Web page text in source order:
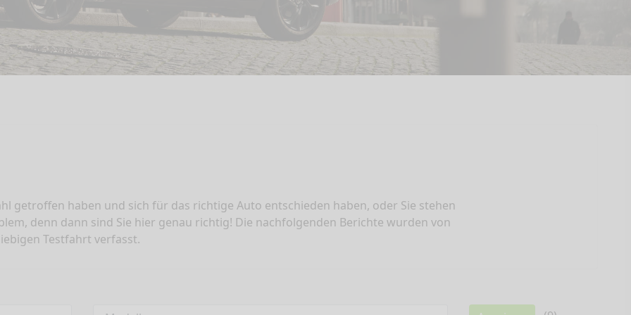
getroffen haben und sich für das richtige Auto entschieden haben, oder Sie stehen
denn dann sind Sie hier genau richtig! Die nachfolgenden Berichte wurden von
Testfahrt verfasst.